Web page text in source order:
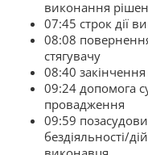
виконання
07:45 строк дії
08:08
стягувачу
08:40
09:24 допомога
провадження
09:59
бездіяльності/